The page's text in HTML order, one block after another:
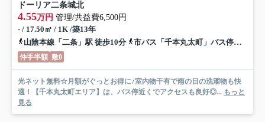
ドーリア二条城北
4.55万円 管理/共益費6,500円
- / 17.50㎡ / 1K /築13年
山陰本線「二条」駅 徒歩10分
市バス「千本丸太町」バス停下車 徒歩1分
仲手半額 敷0
光ネット無料☆月額がぐっとお得に♪室内物干有で雨の日の洗濯物も快
適！【千本丸太町エリア】は、バス停近くでアクセスも良好◎... もっと
見る